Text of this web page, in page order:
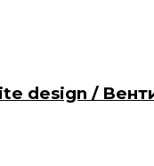
design /